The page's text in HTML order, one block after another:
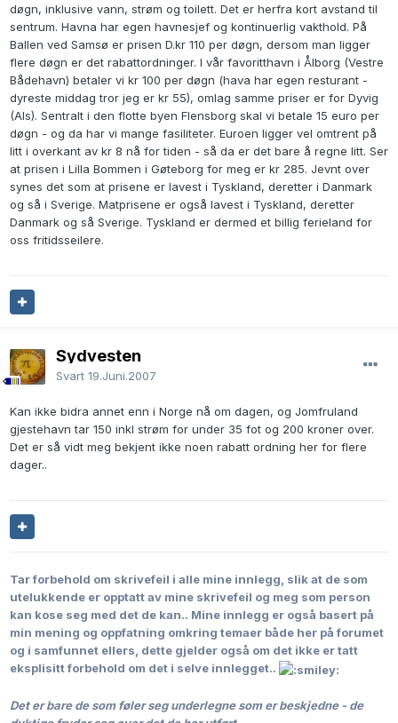
døgn, inklusive vann, strøm og toilett. Det er herfra kort avstand til
sentrum. Havna har egen havnesjef og kontinuerlig vakthold. På
Ballen ved Samsø er prisen D.kr 110 per døgn, dersom man ligger
flere døgn er det rabattordninger. I vår favoritthavn i Ålborg (Vestre
Bådehavn) betaler vi kr 100 per døgn (hava har egen resturant -
dyreste middag tror jeg er kr 55), omlag samme priser er for Dyvig
(Als). Sentralt i den flotte byen Flensborg skal vi betale 15 euro per
døgn - og da har vi mange fasiliteter. Euroen ligger vel omtrent på
litt i overkant av kr 8 nå for tiden - så da er det bare å regne litt. Ser
at prisen i Lilla Bommen i Gøteborg for meg er kr 285. Jevnt over
synes det som at prisene er lavest i Tyskland, deretter i Danmark
og så i Sverige. Matprisene er også lavest i Tyskland, deretter
Danmark og så Sverige. Tyskland er dermed et billig ferieland for
oss fritidsseilere.
Sydvesten
Svart 19.Juni.2007
Kan ikke bidra annet enn i Norge nå om dagen, og Jomfruland
gjestehavn tar 150 inkl strøm for under 35 fot og 200 kroner over.
Det er så vidt meg bekjent ikke noen rabatt ordning her for flere
dager..
Tar forbehold om skrivefeil i alle mine innlegg, slik at de som
utelukkende er opptatt av mine skrivefeil og meg som person
kan kose seg med det de kan.. Mine innlegg er også basert på
min mening og oppfatning omkring temaer både her på forumet
og i samfunnet ellers, dette gjelder også om det ikke er tatt
eksplisitt forbehold om det i selve innlegget..
Det er bare de som føler seg underlegne som er beskjedne - de